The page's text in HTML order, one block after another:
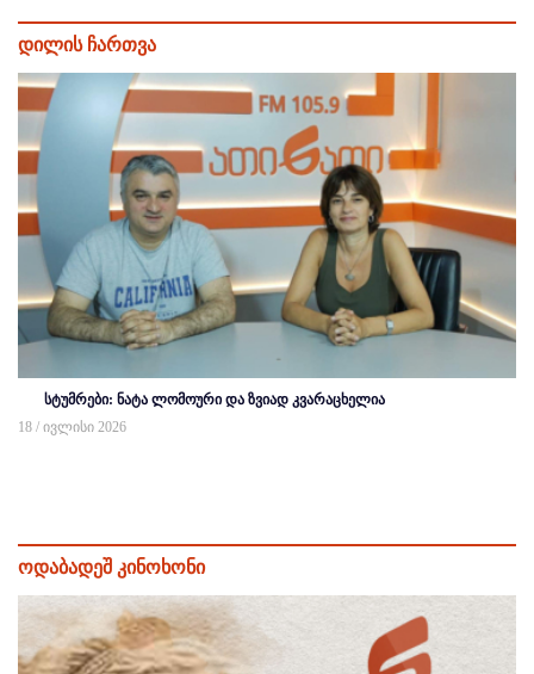
დილის ჩართვა
სტუმრები: ნატა ლომოური და ზვიად კვარაცხელია
18 / ივლისი 2026
ოდაბადეშ კინოხონი